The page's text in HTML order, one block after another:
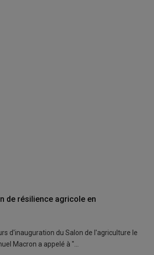
de résilience agricole en
d'inauguration du Salon de l'agriculture le
Macron a appelé à "…